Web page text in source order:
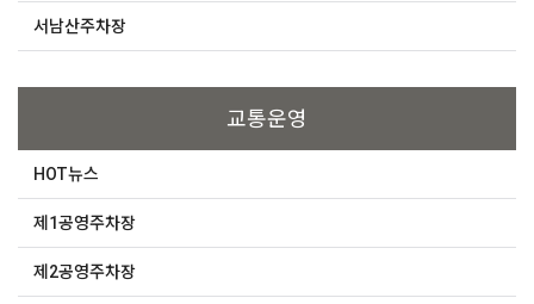
서남산주차장
교통운영
HOT뉴스
제1공영주차장
제2공영주차장